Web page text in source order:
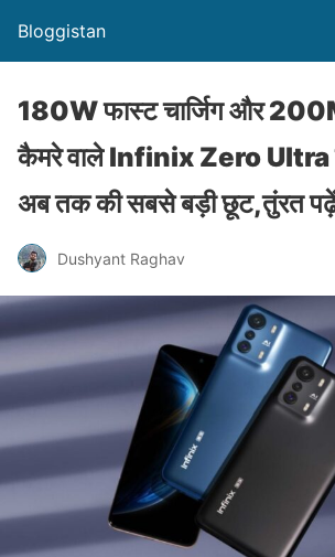
Bloggistan
180W फास्ट चार्जिग और
कैमरे वाले Infinix Zero Ultra
अब तक की सबसे बड़ी छूट,तुंरत
Dushyant Raghav